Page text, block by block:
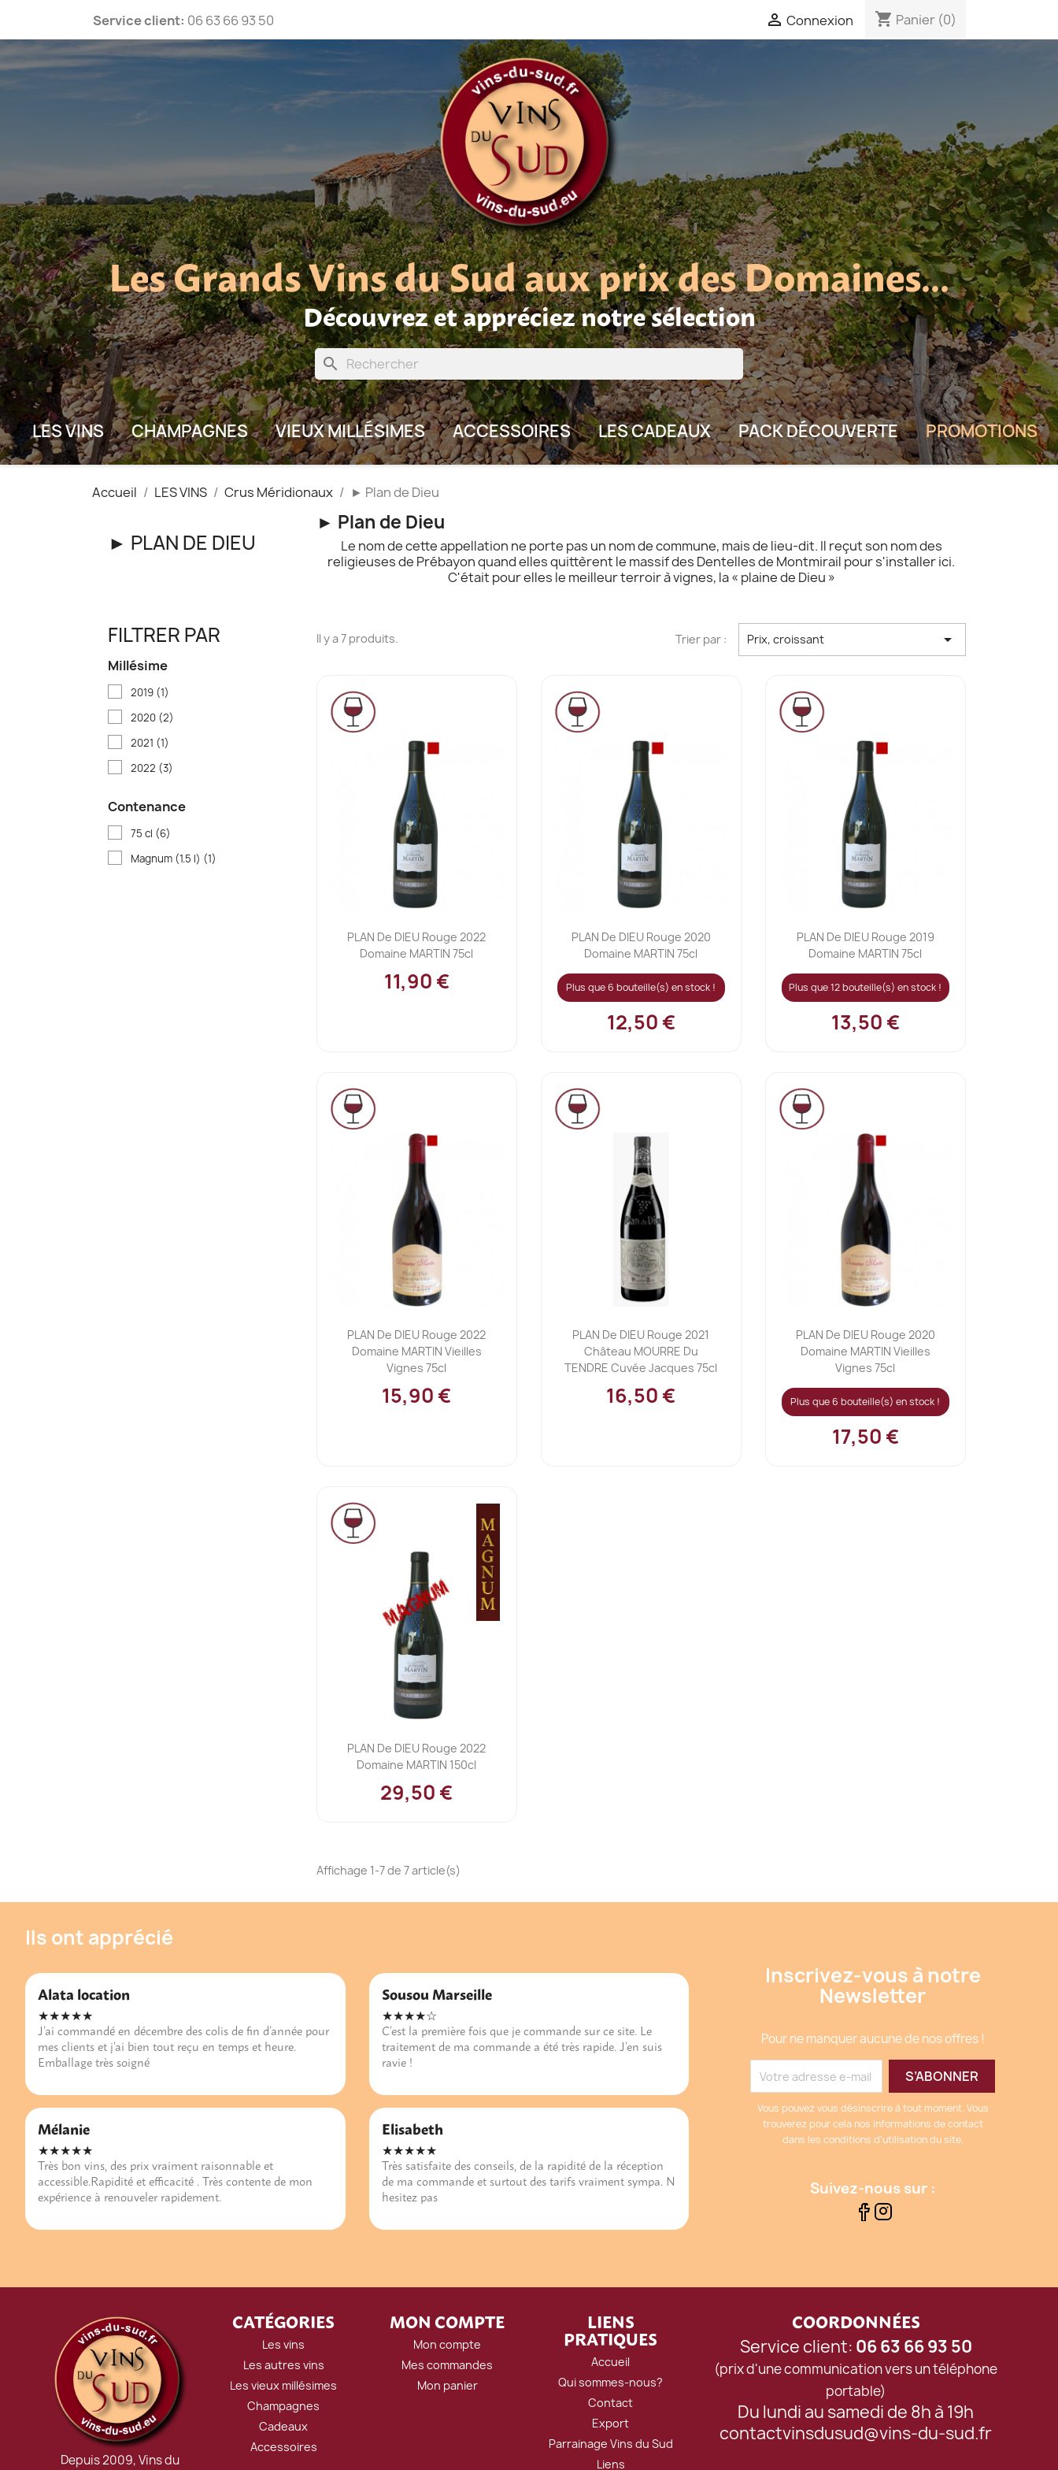
Service client: 06 63 66 93 50  Connexion shopping_cart Panier (0)
Les Grands Vins du Sud aux prix des Domaines...
Découvrez et appréciez notre sélection
search
LES VINS CHAMPAGNES VIEUX MILLÉSIMES ACCESSOIRES LES CADEAUX PACK DÉCOUVERTE PROMOTIONS
Accueil LES VINS Crus Méridionaux ► Plan de Dieu
► PLAN DE DIEU
FILTRER PAR
Millésime
2019 (1)
2020 (2)
2021 (1)
2022 (3)
Contenance
75 cl (6)
Magnum (1.5 l) (1)
► Plan de Dieu
Le nom de cette appellation ne porte pas un nom de commune, mais de lieu-dit. Il reçut son nom des
religieuses de Prébayon quand elles quittèrent le massif des Dentelles de Montmirail pour s'installer ici.
C'était pour elles le meilleur terroir à vignes, la « plaine de Dieu »
Il y a 7 produits. Trier par : Prix, croissant 
PLAN De DIEU Rouge 2022
Domaine MARTIN 75cl
11,90 €
PLAN De DIEU Rouge 2020
Domaine MARTIN 75cl
Plus que 6 bouteille(s) en stock !
12,50 €
PLAN De DIEU Rouge 2019
Domaine MARTIN 75cl
Plus que 12 bouteille(s) en stock !
13,50 €
PLAN De DIEU Rouge 2022
Domaine MARTIN Vieilles
Vignes 75cl
15,90 €
PLAN De DIEU Rouge 2021
Château MOURRE Du
TENDRE Cuvée Jacques 75cl
16,50 €
PLAN De DIEU Rouge 2020
Domaine MARTIN Vieilles
Vignes 75cl
Plus que 6 bouteille(s) en stock !
17,50 €
PLAN De DIEU Rouge 2022
Domaine MARTIN 150cl
29,50 €
Affichage 1-7 de 7 article(s)
Ils ont apprécié
Alata location
★★★★★
J’ai commandé en décembre des colis de fin d’année pour
mes clients et j’ai bien tout reçu en temps et heure.
Emballage très soigné
Mélanie
★★★★★
Très bon vins, des prix vraiment raisonnable et
accessible.Rapidité et efficacité . Très contente de mon
expérience à renouveler rapidement.
Sousou Marseille
★★★★☆
C’est la première fois que je commande sur ce site. Le
traitement de ma commande a été très rapide. J’en suis
ravie !
Elisabeth
★★★★★
Très satisfaite des conseils, de la rapidité de la réception
de ma commande et surtout des tarifs vraiment sympa. N
hesitez pas
Inscrivez-vous à notre
Newsletter
Pour ne manquer aucune de nos offres !
Vous pouvez vous désinscrire à tout moment. Vous
trouverez pour cela nos informations de contact
dans les conditions d'utilisation du site.
Suivez-nous sur :
Depuis 2009, Vins du
CATÉGORIES
Les vins
Les autres vins
Les vieux millésimes
Champagnes
Cadeaux
Accessoires
MON COMPTE
Mon compte
Mes commandes
Mon panier
LIENS
PRATIQUES
Accueil
Qui sommes-nous?
Contact
Export
Parrainage Vins du Sud
Liens
COORDONNÉES
Service client: 06 63 66 93 50
(prix d'une communication vers un téléphone
portable)
Du lundi au samedi de 8h à 19h
contactvinsdusud@vins-du-sud.fr